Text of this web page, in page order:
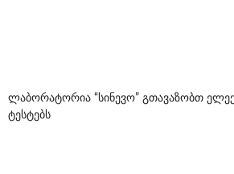
ლაბორატორია “სინევო” გთავაზობთ
ტესტებს